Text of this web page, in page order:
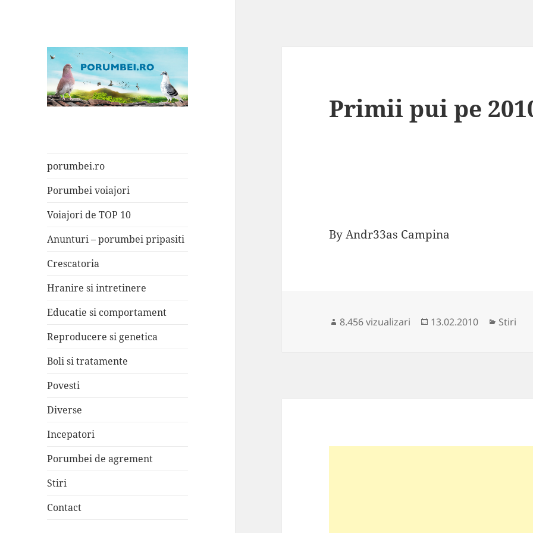
porumbei.ro
Porumbei voiajori
Voiajori de TOP 10
Anunturi – porumbei pripasiti
Crescatoria
Hranire si intretinere
Educatie si comportament
Reproducere si genetica
Boli si tratamente
Povesti
Diverse
Incepatori
Porumbei de agrement
Stiri
Contact
Primii pui pe
By Andr33as Campina
8.456 vizualizari
Publicat
13.02.2010 Stiri